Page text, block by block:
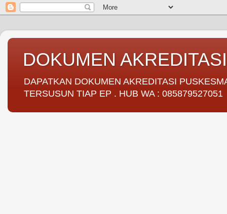
DOKUMEN
DAPATKAN DOKUMEN AKREDITASI
TERSUSUN TIAP EP . HUB WA : 085879527051